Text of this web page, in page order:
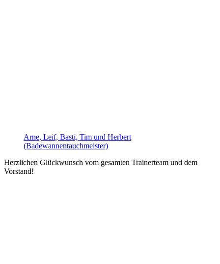
Arne, Leif, Basti, Tim und Herbert
(Badewannentauchmeister)
Herzlichen Glückwunsch vom gesamten Trainerteam und dem
Vorstand!